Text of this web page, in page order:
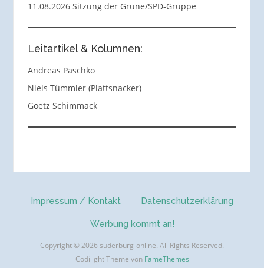
11.08.2026 Sitzung der Grüne/SPD-Gruppe
Leitartikel & Kolumnen:
Andreas Paschko
Niels Tümmler (Plattsnacker)
Goetz Schimmack
Impressum / Kontakt Datenschutzerklärung
Werbung kommt an!
Copyright © 2026 suderburg-online. All Rights Reserved.
Codilight Theme von FameThemes